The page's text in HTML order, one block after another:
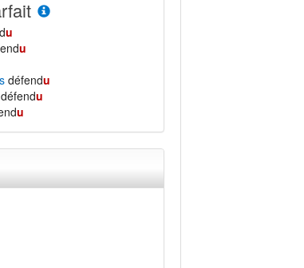
u
u
défendu
défendu
u